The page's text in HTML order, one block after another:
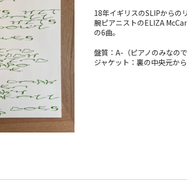
18年イギリスのSLIPからの
腕ピアニストのELIZA
の6曲。
盤質：A-（ピアノのみなの
ジャケット：裏の中央元か